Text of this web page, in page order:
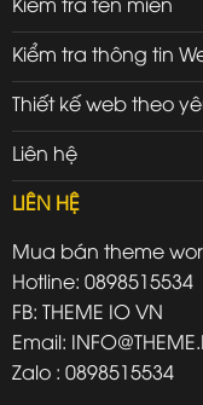
Kiểm tra thông tin
Thiết kế web theo
Liên hệ
LIÊN HỆ
Mua bán theme
Hotline: 0898515534
FB: THEME IO VN
Email:
Zalo : 0898515534